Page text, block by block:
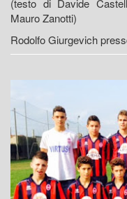
(testo di Davide
Mauro Zanotti)
Rodolfo Giurgevich